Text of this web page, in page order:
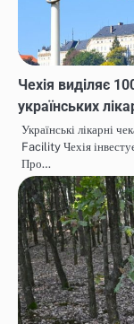
Чехія виділяє
українських
Українські лікарні
Facility Чехія
Про…